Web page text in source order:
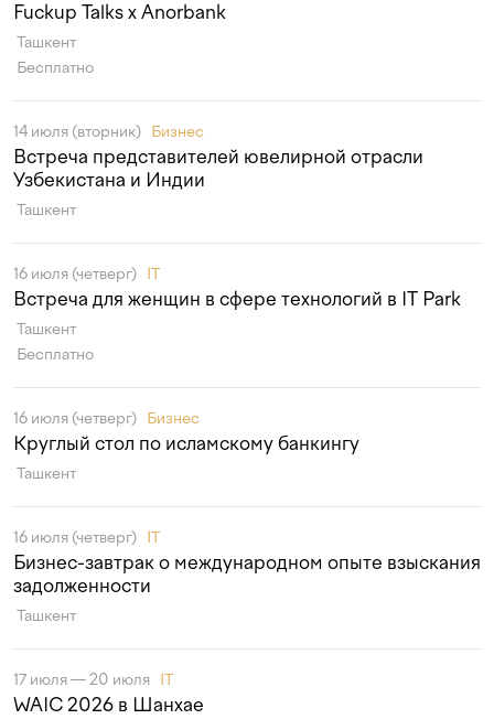
Fuckup Talks x Anorbank
Ташкент
Бесплатно
14 июля (вторник) Бизнес
Встреча представителей ювелирной отрасли
Узбекистана и Индии
Ташкент
16 июля (четверг) IT
Встреча для женщин в сфере технологий в IT Park
Ташкент
Бесплатно
16 июля (четверг) Бизнес
Круглый стол по исламскому банкингу
Ташкент
16 июля (четверг) IT
Бизнес-завтрак о международном опыте взыскания
задолженности
Ташкент
17 июля — 20 июля IT
WAIC 2026 в Шанхае